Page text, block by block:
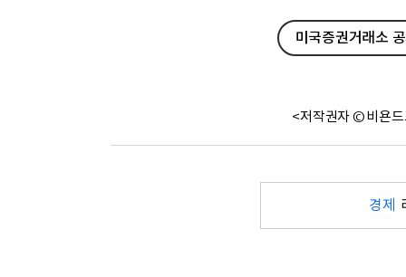
미국증권거래소
<저작권자 © 비욘드
경제